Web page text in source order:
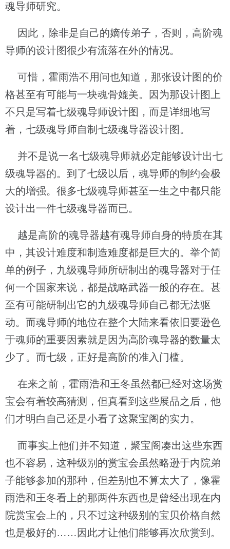
魂导师研究。
因此，除非是自己的嫡传弟子，否则，高阶魂
导师的设计图很少有流落在外的情况。
可惜，霍雨浩不用问也知道，那张设计图的价
格甚至有可能与一块魂骨媲美。因为那设计图上
不只是写着七级魂导师设计图，而是详细地写
着，七级魂导师自制七级魂导器设计图。
并不是说一名七级魂导师就必定能够设计出七
级魂导器的。到了七级以后，魂导师的制约会极
大的增强。很多七级魂导师甚至一生之中都只能
设计出一件七级魂导器而已。
越是高阶的魂导器越有魂导师自身的特质在其
中，其设计难度和制造难度都是巨大的。举个简
单的例子，九级魂导师所研制出的魂导器对于任
何一个国家来说，都是战略武器一般的存在。甚
至有可能研制出它的九级魂导师自己都无法驱
动。而魂导师的地位在整个大陆来看依旧要逊色
于魂师的重要因素就是因为高阶魂导器的数量太
少了。而七级，正好是高阶的准入门槛。
在来之前，霍雨浩和王冬虽然都已经对这场赏
宝会有着较高猜测，但真看到这些展品之后，他
们才明白自己还是小看了这聚宝阁的实力。
而事实上他们并不知道，聚宝阁凑出这些东西
也不容易，这种级别的赏宝会虽然略逊于内院弟
子能够参加的那种，但差别也不算太大了，像霍
雨浩和王冬看上的那两件东西也是曾经出现在内
院赏宝会上的，只不过这种级别的宝贝价格自然
也是极好的……因此才让他们能够再次欣赏到。